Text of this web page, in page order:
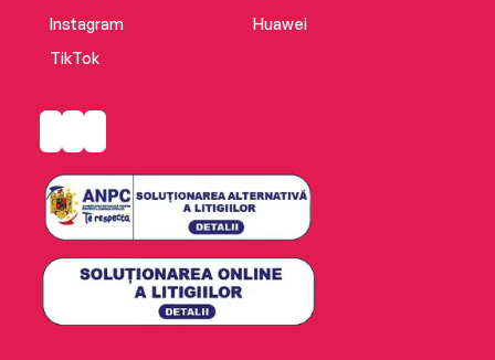
Instagram
TikTok
Huawei